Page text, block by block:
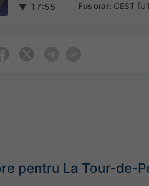
▼ 17:55
Fus orar: CEST
pentru La Tour-de-